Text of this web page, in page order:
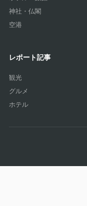
神社・仏閣
空港
レポート記事
観光
グルメ
ホテル